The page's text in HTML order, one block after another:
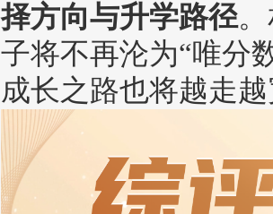
择方向与升学路径
子将不再沦为“唯分
成长之路也将越走